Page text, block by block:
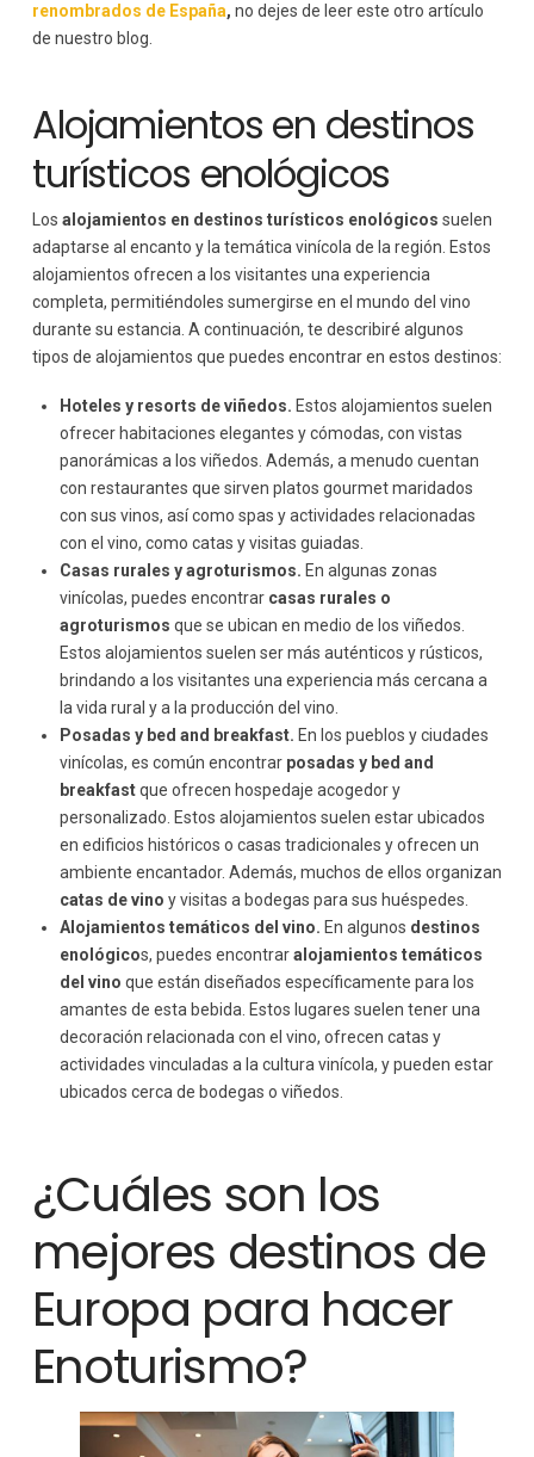
renombrados de España, no dejes de leer este otro artículo
de nuestro blog.
Alojamientos en destinos
turísticos enológicos
Los alojamientos en destinos turísticos enológicos suelen
adaptarse al encanto y la temática vinícola de la región. Estos
alojamientos ofrecen a los visitantes una experiencia
completa, permitiéndoles sumergirse en el mundo del vino
durante su estancia. A continuación, te describiré algunos
tipos de alojamientos que puedes encontrar en estos destinos:
Hoteles y resorts de viñedos. Estos alojamientos suelen
ofrecer habitaciones elegantes y cómodas, con vistas
panorámicas a los viñedos. Además, a menudo cuentan
con restaurantes que sirven platos gourmet maridados
con sus vinos, así como spas y actividades relacionadas
con el vino, como catas y visitas guiadas.
Casas rurales y agroturismos. En algunas zonas
vinícolas, puedes encontrar casas rurales o
agroturismos que se ubican en medio de los viñedos.
Estos alojamientos suelen ser más auténticos y rústicos,
brindando a los visitantes una experiencia más cercana a
la vida rural y a la producción del vino.
Posadas y bed and breakfast. En los pueblos y ciudades
vinícolas, es común encontrar posadas y bed and
breakfastque ofrecen hospedaje acogedor y
personalizado. Estos alojamientos suelen estar ubicados
en edificios históricos o casas tradicionales y ofrecen un
ambiente encantador. Además, muchos de ellos organizan
catas de vino y visitas a bodegas para sus huéspedes.
Alojamientos temáticos del vino. En algunos destinos
enológicos, puedes encontraralojamientos temáticos
del vino que están diseñados específicamente para los
amantes de esta bebida. Estos lugares suelen tener una
decoración relacionada con el vino, ofrecen catas y
actividades vinculadas a la cultura vinícola, y pueden estar
ubicados cerca de bodegas o viñedos.
¿Cuáles son los
mejores destinos de
Europa para hacer
Enoturismo?